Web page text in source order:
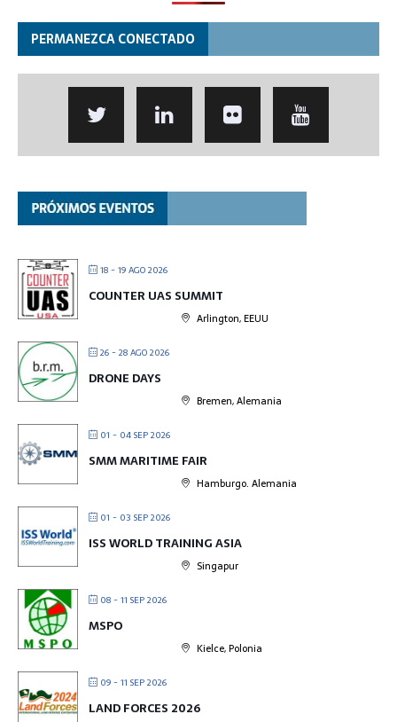
PERMANEZCA CONECTADO
18 - 19 AGO 2026
COUNTER UAS SUMMIT
Arlington, EEUU
26 - 28 AGO 2026
DRONE DAYS
Bremen, Alemania
01 - 04 SEP 2026
SMM MARITIME FAIR
Hamburgo. Alemania
01 - 03 SEP 2026
ISS WORLD TRAINING ASIA
Singapur
08 - 11 SEP 2026
MSPO
Kielce, Polonia
09 - 11 SEP 2026
LAND FORCES 2026